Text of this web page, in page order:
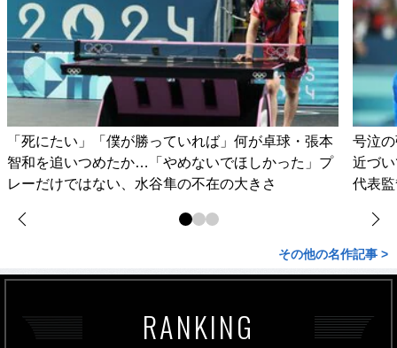
「死にたい」「僕が勝っていれば」何が卓球・張本
智和を追いつめたか…「やめないでほしかった」プ
レーだけではない、水谷隼の不在の大きさ
号泣
近づ
代表
その他の名作記事 >
RANKING